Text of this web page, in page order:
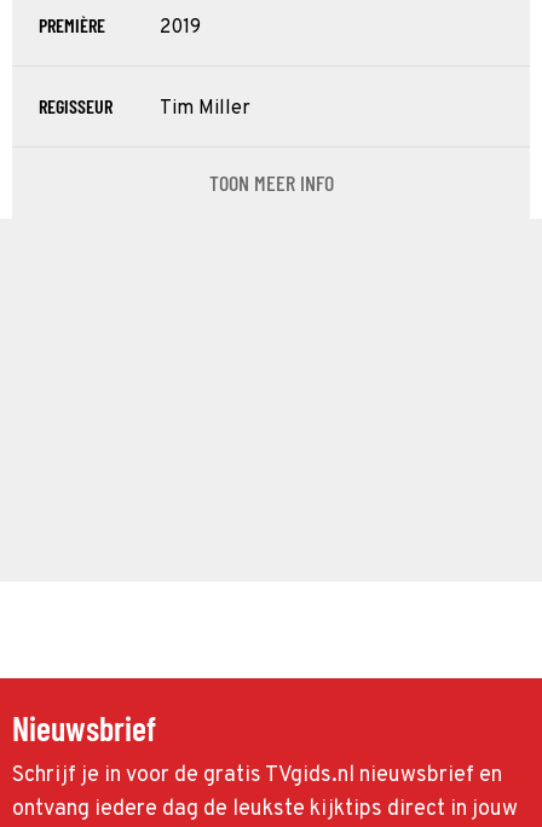
PREMIÈRE 2019
REGISSEUR Tim Miller
TOON MEER INFO
Nieuwsbrief
Schrijf je in voor de gratis TVgids.nl nieuwsbrief en
ontvang iedere dag de leukste kijktips direct in jouw